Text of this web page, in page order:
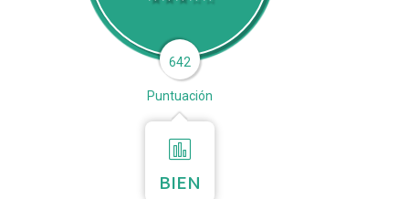
642
Puntuación
BIEN